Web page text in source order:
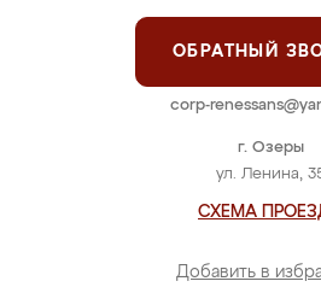
г. Озеры
ул. Ленина,
СХЕМА
Добавить в
ОБРАТНЫЙ
corp-